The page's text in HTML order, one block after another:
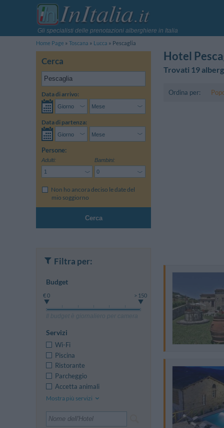
Gli specialisti delle prenotazioni alberghiere in Italia
Home Page
Toscana Lucca Pescaglia
Cerca
Data di arrivo:
Data di partenza:
Persone:
Adulti: Bambini:
Non ho ancora deciso le date del
mio soggiorno
Cerca
Hotel
Trovati 19
Ordina per:
Filtra per:
Budget
€ 0 > 150
Il budget è giornaliero per camera
Servizi
Wi-Fi
Piscina
Ristorante
Parcheggio
Accetta animali
Mostra più servizi